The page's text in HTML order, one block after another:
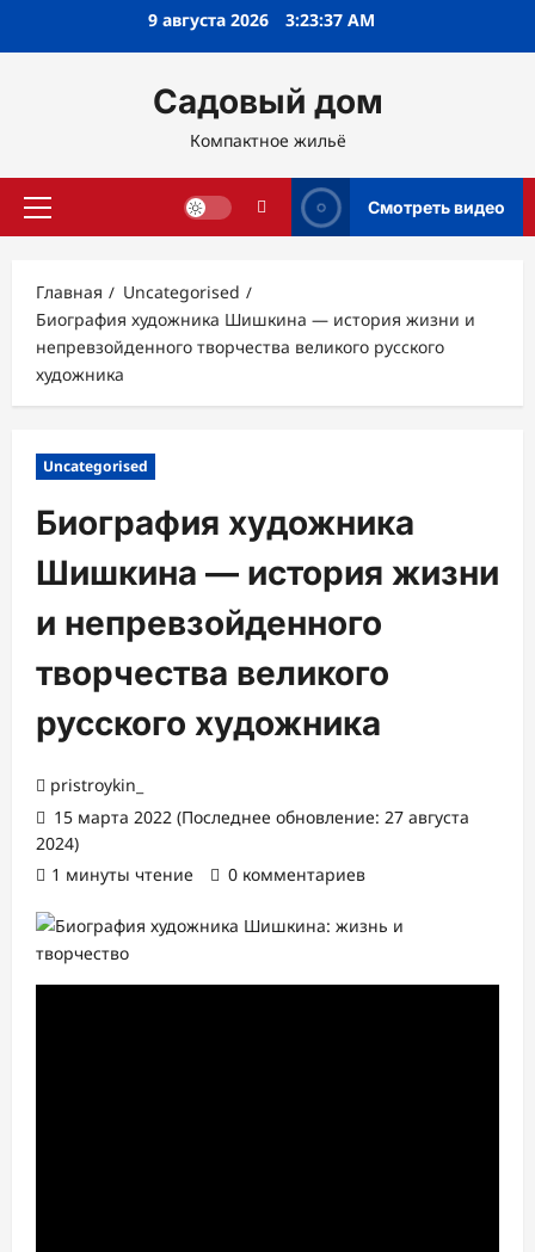
9 августа 2026 3:23:38 AM
Садовый дом
Компактное жильё
Основное
Смотреть видео
Главная
Uncategorised
Биография художника Шишкина — история жизни и
непревзойденного творчества великого русского
художника
Uncategorised
Биография художника
Шишкина — история жизни
и непревзойденного
творчества великого
русского художника
pristroykin_
15 марта 2022 (Последнее обновление: 27 августа
2024)
1 минуты чтение
0 комментариев